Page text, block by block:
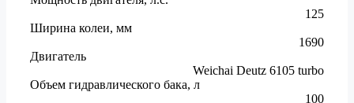
125
Ширина колеи, мм
1690
Двигатель
Weichai Deutz 6105 turbo
Объем гидравлического бака, л
100